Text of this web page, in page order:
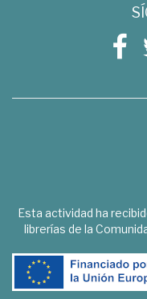
Esta actividad ha
librerías de la